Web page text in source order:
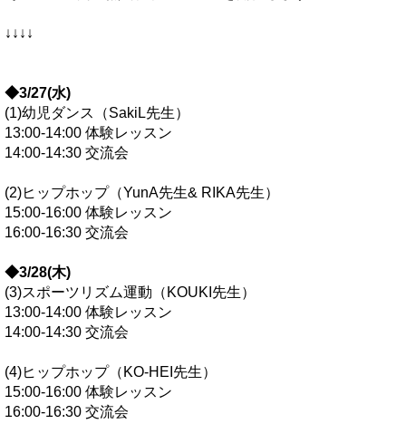
↓↓↓↓
◆3/27(水)
(1)幼児ダンス（SakiL先生）
13:00-14:00 体験レッスン
14:00-14:30 交流会
(2)ヒップホップ（YunA先生& RIKA先生）
15:00-16:00 体験レッスン
16:00-16:30 交流会
◆3/28(木)
(3)スポーツリズム運動（KOUKI先生）
13:00-14:00 体験レッスン
14:00-14:30 交流会
(4)ヒップホップ（KO-HEI先生）
15:00-16:00 体験レッスン
16:00-16:30 交流会